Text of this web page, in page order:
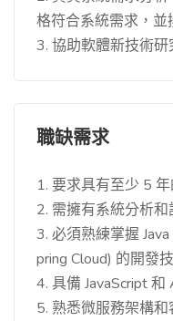
格符合系統需求，並
3. 協助軟體新技術
職缺需求
1. 要求具有至少 5
2. 需擁有系統分析和
3. 必須熟練掌握
pring Cloud) 的開發
4. 具備 JavaScript
5. 熟悉微服務架構